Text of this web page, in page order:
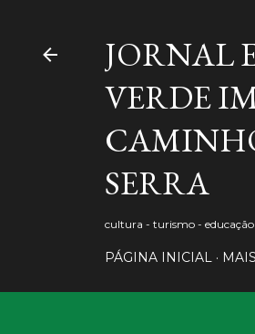
JORNAL
VERDE
SERRA
cultura - turismo -
PÁGINA INICIAL